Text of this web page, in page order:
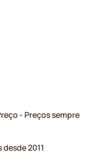
- Preços sempre
2011